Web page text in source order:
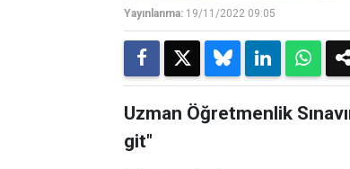
Yayınlanma: 19/11/2022 09:05
Uzman Öğretmenlik
git"